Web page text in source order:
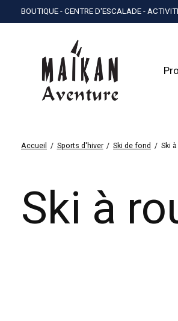
BOUTIQUE - CENTRE D'ESCALADE -
Accueil / Sports d'hiver / Ski de fond / Ski
Ski à